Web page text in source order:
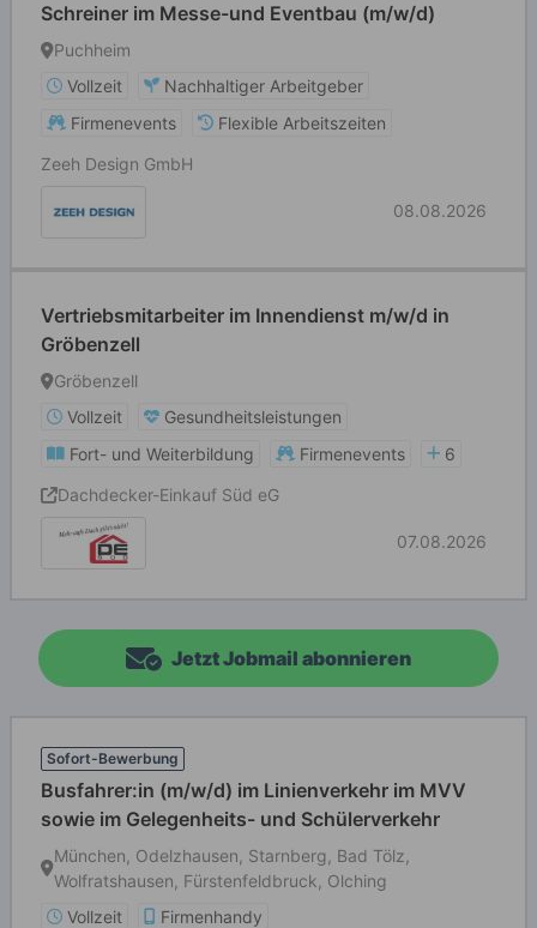
Schreiner im Messe-und Eventbau (m/w/d)
Puchheim
Vollzeit
Nachhaltiger Arbeitgeber
Firmenevents
Flexible Arbeitszeiten
Zeeh Design GmbH
08.08.2026
Vertriebsmitarbeiter im Innendienst m/w/d in
Gröbenzell
Gröbenzell
Vollzeit
Gesundheitsleistungen
Fort- und Weiterbildung
Firmenevents
6
Dachdecker-Einkauf Süd eG
07.08.2026
Jetzt Jobmail abonnieren
Sofort-Bewerbung
Busfahrer:in (m/w/d) im Linienverkehr im MVV
sowie im Gelegenheits- und Schülerverkehr
München, Odelzhausen, Starnberg, Bad Tölz,
Wolfratshausen, Fürstenfeldbruck, Olching
Vollzeit
Firmenhandy